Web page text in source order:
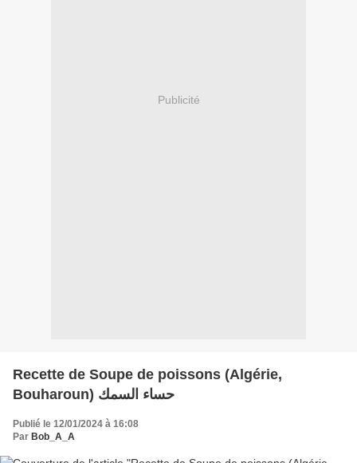
Publicité
Recette de Soupe de poissons (Algérie,
Bouharoun) حساء السمك
Publié le 12/01/2024 à 16:08
Par Bob_A_A